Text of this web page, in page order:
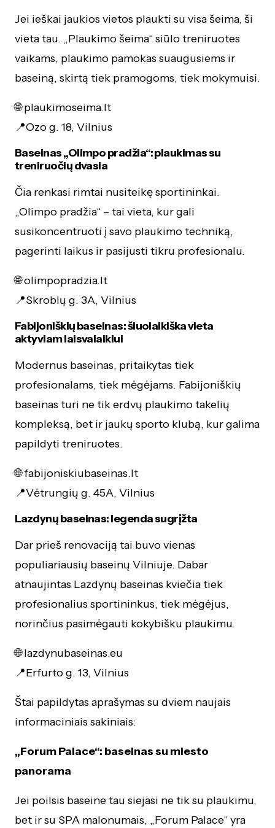
Jei ieškai jaukios vietos plaukti su visa šeima, ši
vieta tau. „Plaukimo šeima“ siūlo treniruotes
vaikams, plaukimo pamokas suaugusiems ir
baseiną, skirtą tiek pramogoms, tiek mokymuisi.
🌐 plaukimoseima.lt
📍Ozo g. 18, Vilnius
Baseinas „Olimpo pradžia“: plaukimas su
treniruočių dvasia
Čia renkasi rimtai nusiteikę sportininkai.
„Olimpo pradžia“ – tai vieta, kur gali
susikoncentruoti į savo plaukimo techniką,
pagerinti laikus ir pasijusti tikru profesionalu.
🌐 olimpopradzia.lt
📍Skroblų g. 3A, Vilnius
Fabijoniškių baseinas: šiuolaikiška vieta
aktyviam laisvalaikiui
Modernus baseinas, pritaikytas tiek
profesionalams, tiek mėgėjams. Fabijoniškių
baseinas turi ne tik erdvų plaukimo takelių
kompleksą, bet ir jaukų sporto klubą, kur galima
papildyti treniruotes.
🌐 fabijoniskiubaseinas.lt
📍Vėtrungių g. 45A, Vilnius
Lazdynų baseinas: legenda sugrįžta
Dar prieš renovaciją tai buvo vienas
populiariausių baseinų Vilniuje. Dabar
atnaujintas Lazdynų baseinas kviečia tiek
profesionalius sportininkus, tiek mėgėjus,
norinčius pasimėgauti kokybišku plaukimu.
🌐 lazdynubaseinas.eu
📍Erfurto g. 13, Vilnius
Štai papildytas aprašymas su dviem naujais
informaciniais sakiniais:
„Forum Palace“: baseinas su miesto
panorama
Jei poilsis baseine tau siejasi ne tik su plaukimu,
bet ir su SPA malonumais, „Forum Palace“ yra